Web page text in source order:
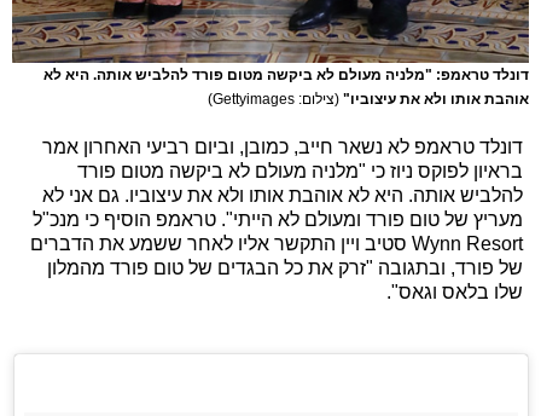
דונלד טראמפ: "מלניה מעולם לא ביקשה מטום פורד להלביש אותה. היא לא
אוהבת אותו ולא את עיצוביו" (צילום: Gettyimages)
דונלד טראמפ לא נשאר חייב, כמובן, וביום רביעי האחרון אמר
בראיון לפוקס ניוז כי "מלניה מעולם לא ביקשה מטום פורד
להלביש אותה. היא לא אוהבת אותו ולא את עיצוביו. גם אני לא
מעריץ של טום פורד ומעולם לא הייתי". טראמפ הוסיף כי מנכ"ל
Wynn Resort סטיב ויין התקשר אליו לאחר ששמע את הדברים
של פורד, ובתגובה "זרק את כל הבגדים של טום פורד מהמלון
שלו בלאס וגאס".